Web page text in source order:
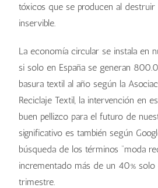
tóxicos que se producen al destruir
inservible.
La economía circular se instala en
si solo en España se generan
basura textil al año según la
Reciclaje Textil, la intervención en
buen pellizco para el futuro de
significativo es también según
búsqueda de los términos “moda
incrementado más de un 40%
trimestre.